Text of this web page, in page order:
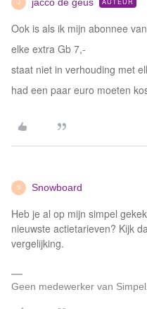
J
Ook is als ik mijn abonnee
elke extra Gb 7,-
staat niet in verhouding met
had een paar euro moeten
S Snowboard
Heb je al op mijn simpel
nieuwste actietarieven? Kijk
vergelijking.
Geen medewerker van Simpel.